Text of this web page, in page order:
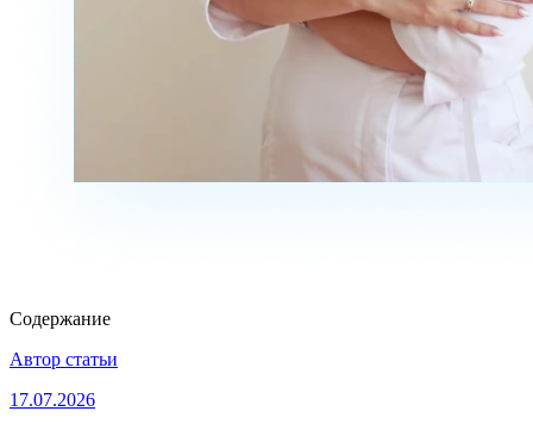
Содержание
Автор статьи
17.07.2026